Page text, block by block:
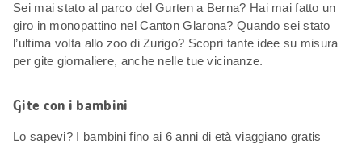
Sei mai stato al parco del Gurten a Berna? Hai mai fatto un
giro in monopattino nel Canton Glarona? Quando sei stato
l’ultima volta allo zoo di Zurigo? Scopri tante idee su misura
per gite giornaliere, anche nelle tue vicinanze.
Gite con i bambini
Lo sapevi? I bambini fino ai 6 anni di età viaggiano gratis